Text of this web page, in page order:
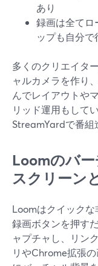
あり
録画は全てロ
ップも自分で
多くのクリエイタ
ャルカメラを作り
んでレイアウトや
リッド運用もして
StreamYardで番組
Loomのバ
スクリーン
Loomはクイックな
録画ボタンを押す
ャプチャし、リン
リやChrome拡張